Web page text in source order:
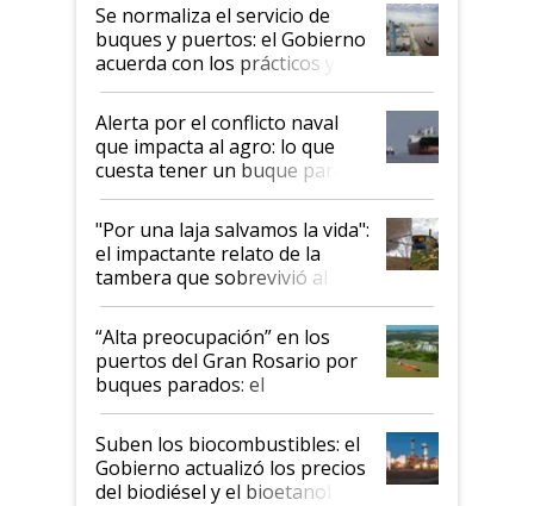
Se normaliza el servicio de
buques y puertos: el Gobierno
acuerda con los prácticos y
suspende el decreto de
desregulación
Alerta por el conflicto naval
que impacta al agro: lo que
cuesta tener un buque parado
y el peligro de que Argentina
pase a ser "país sucio"
"Por una laja salvamos la vida":
el impactante relato de la
tambera que sobrevivió al
tornado
“Alta preocupación” en los
puertos del Gran Rosario por
buques parados: el
funcionamiento de las
exportadoras en tensión tras
la medida de fuerza de los
prácticos
Suben los biocombustibles: el
Gobierno actualizó los precios
del biodiésel y el bioetanol